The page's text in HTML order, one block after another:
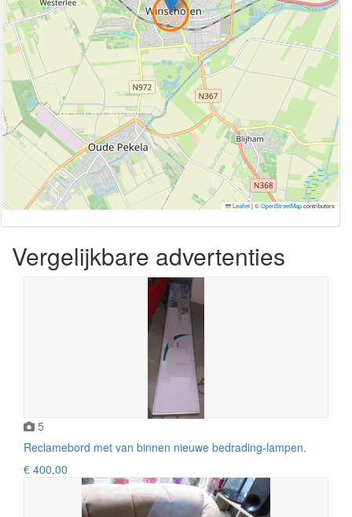
Leaflet|©OpenStreetMapcontributors
Vergelijkbare advertenties
5
Reclamebord met van binnen nieuwe bedrading-lampen.
€ 400,00